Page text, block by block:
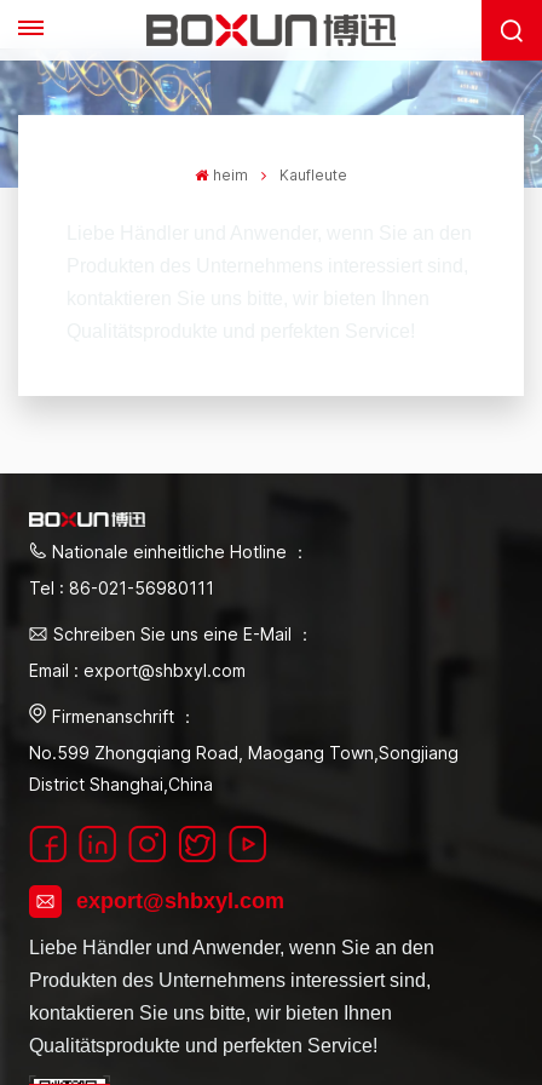
heim Kaufleute
Nationale einheitliche Hotline ：
Tel : 86-021-56980111
Schreiben Sie uns eine E-Mail ：
Email : export@shbxyl.com
Firmenanschrift ：
No.599 Zhongqiang Road, Maogang Town,Songjiang
District Shanghai,China
export@shbxyl.com
Liebe Händler und Anwender, wenn Sie an den
Produkten des Unternehmens interessiert sind,
kontaktieren Sie uns bitte, wir bieten Ihnen
Qualitätsprodukte und perfekten Service!